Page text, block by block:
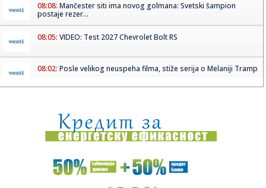
08:08: Mančester siti ima novog golmana: Svetski šampion
postaje rezer...
08:05: VIDEO: Test 2027 Chevrolet Bolt RS
08:02: Posle velikog neuspeha filma, stiže serija o Melaniji Tramp
08:00:Šta Tesla ne želi da javnost vidi? Sporni podaci o
bezbednosti ...
07:58:Sajns: "Bio sam u šoku"